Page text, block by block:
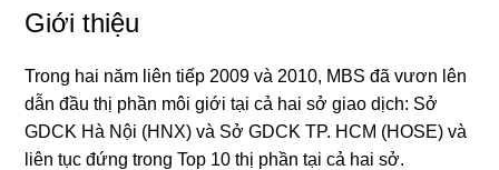
Giới thiệu
Trong hai năm liên tiếp 2009 và 2010, MBS đã vươn lên
dẫn đầu thị phần môi giới tại cả hai sở giao dịch: Sở
GDCK Hà Nội (HNX) và Sở GDCK TP. HCM (HOSE) và
liên tục đứng trong Top 10 thị phần tại cả hai sở.